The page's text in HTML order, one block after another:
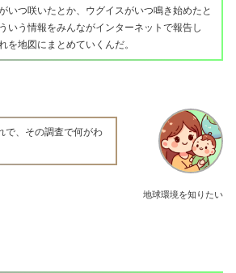
いつ咲いたとか、ウグイスがいつ鳴き始めたと
いう情報をみんながインターネットで報告し
を地図にまとめていくんだ。
地球環境を知りたい
で、その調査で何がわ